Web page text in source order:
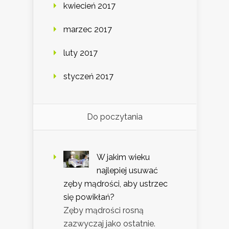
kwiecień 2017
marzec 2017
luty 2017
styczeń 2017
Do poczytania
W jakim wieku
najlepiej usuwać
zęby mądrości, aby ustrzec
się powikłań?
Zęby mądrości rosną
zazwyczaj jako ostatnie.